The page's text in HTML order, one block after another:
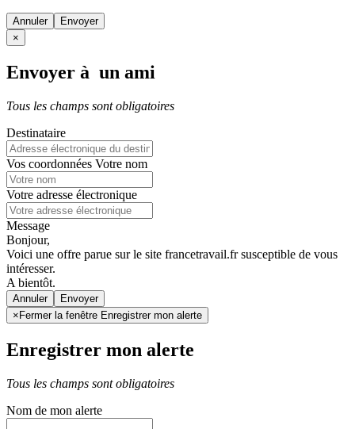
Annuler
×
Envoyer à un ami
Tous les champs sont obligatoires
Destinataire
Vos coordonnées Votre nom
Votre adresse électronique
Message
Bonjour,
Voici une offre parue sur le site francetravail.fr susceptible de vous
intéresser.
A bientôt.
Annuler
× Fermer la fenêtre Enregistrer mon alerte
Enregistrer mon alerte
Tous les champs sont obligatoires
Nom de mon alerte